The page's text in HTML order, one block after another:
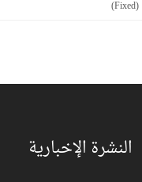
(Fixed)
النشرة الإخبارية